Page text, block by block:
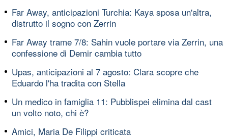
Far Away, anticipazioni Turchia: Kaya sposa un'altra,
distrutto il sogno con Zerrin
Far Away trame 7/8: Sahin vuole portare via Zerrin, una
confessione di Demir cambia tutto
Upas, anticipazioni al 7 agosto: Clara scopre che
Eduardo l'ha tradita con Stella
Un medico in famiglia 11: Pubblispei elimina dal cast
un volto noto, chi è?
Amici, Maria De Filippi criticata